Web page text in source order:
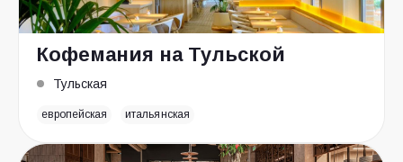
Кофемания на Тульской
Тульская
европейская итальянская